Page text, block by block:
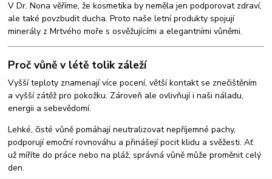
V Dr. Nona věříme, že kosmetika by neměla jen podporovat zdraví,
ale také povzbudit ducha. Proto naše letní produkty spojují
minerály z Mrtvého moře s osvěžujícími a elegantními vůněmi.
Proč vůně v létě tolik záleží
Vyšší teploty znamenají více pocení, větší kontakt se znečištěním
a vyšší zátěž pro pokožku. Zároveň ale ovlivňují i naši náladu,
energii a sebevědomí.
Lehké, čisté vůně pomáhají neutralizovat nepříjemné pachy,
podporují emoční rovnováhu a přinášejí pocit klidu a svěžesti. Ať
už míříte do práce nebo na pláž, správná vůně může proměnit celý
den.